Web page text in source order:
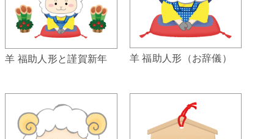
羊 福助人形と謹賀新年 羊 福助人形（お辞儀）